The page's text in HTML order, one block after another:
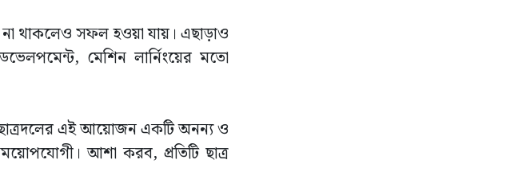
না থাকলেও সফল হওয়া যায়। এছাড়াও
মেশিন লার্নিংয়ের মতো
ছাত্রদলের এই আয়োজন একটি অনন্য ও
আশা করব, প্রতিটি ছাত্র